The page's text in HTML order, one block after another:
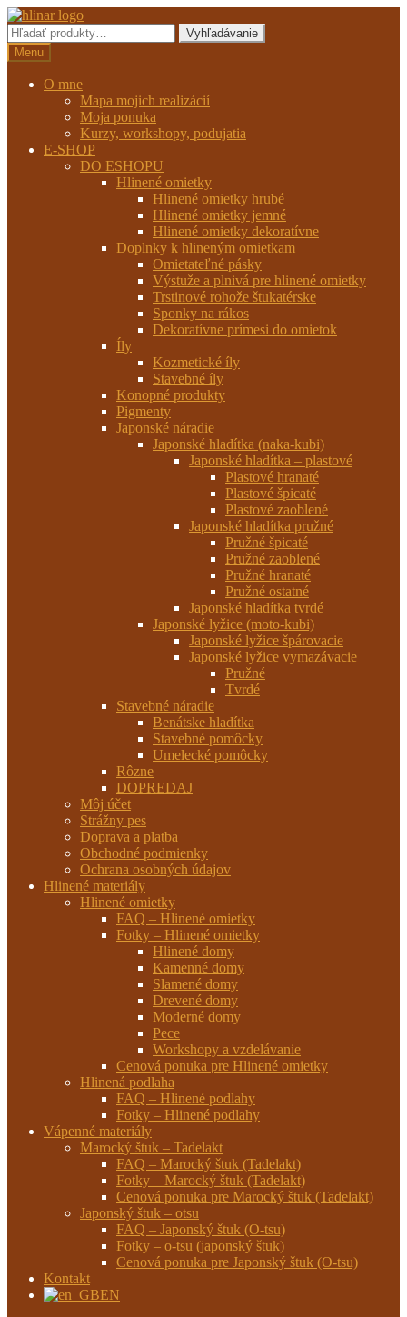
Preskočiť
na
navigáciu
Preskočiť
na
obsah
Hľadať:
Vyhľadávanie
Menu
O mne
Mapa mojich realizácií
Moja ponuka
Kurzy, workshopy, podujatia
E-SHOP
DO ESHOPU
Hlinené omietky
Hlinené omietky hrubé
Hlinené omietky jemné
Hlinené omietky dekoratívne
Doplnky k hlineným omietkam
Omietateľné pásky
Výstuže a plnivá pre hlinené omietky
Trstinové rohože štukatérske
Sponky na rákos
Dekoratívne prímesi do omietok
Íly
Kozmetické íly
Stavebné íly
Konopné produkty
Pigmenty
Japonské náradie
Japonské hladítka (naka-kubi)
Japonské hladítka – plastové
Plastové hranaté
Plastové špicaté
Plastové zaoblené
Japonské hladítka pružné
Pružné špicaté
Pružné zaoblené
Pružné hranaté
Pružné ostatné
Japonské hladítka tvrdé
Japonské lyžice (moto-kubi)
Japonské lyžice špárovacie
Japonské lyžice vymazávacie
Pružné
Tvrdé
Stavebné náradie
Benátske hladítka
Stavebné pomôcky
Umelecké pomôcky
Rôzne
DOPREDAJ
Môj účet
Strážny pes
Doprava a platba
Obchodné podmienky
Ochrana osobných údajov
Hlinené materiály
Hlinené omietky
FAQ – Hlinené omietky
Fotky – Hlinené omietky
Hlinené domy
Kamenné domy
Slamené domy
Drevené domy
Moderné domy
Pece
Workshopy a vzdelávanie
Cenová ponuka pre Hlinené omietky
Hlinená podlaha
FAQ – Hlinené podlahy
Fotky – Hlinené podlahy
Vápenné materiály
Marocký štuk – Tadelakt
FAQ – Marocký štuk (Tadelakt)
Fotky – Marocký štuk (Tadelakt)
Cenová ponuka pre Marocký štuk (Tadelakt)
Japonský štuk – otsu
FAQ – Japonský štuk (O-tsu)
Fotky – o-tsu (japonský štuk)
Cenová ponuka pre Japonský štuk (O-tsu)
Kontakt
EN